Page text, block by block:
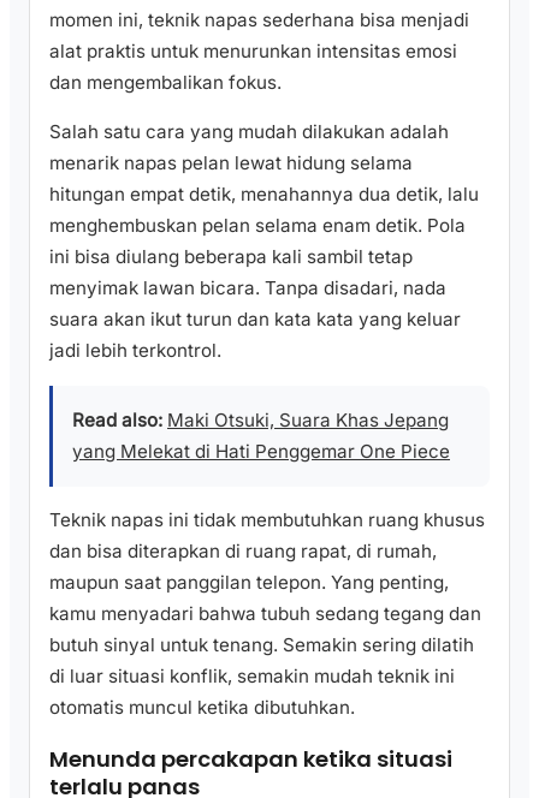
momen ini, teknik napas sederhana bisa menjadi
alat praktis untuk menurunkan intensitas emosi
dan mengembalikan fokus.
Salah satu cara yang mudah dilakukan adalah
menarik napas pelan lewat hidung selama
hitungan empat detik, menahannya dua detik, lalu
menghembuskan pelan selama enam detik. Pola
ini bisa diulang beberapa kali sambil tetap
menyimak lawan bicara. Tanpa disadari, nada
suara akan ikut turun dan kata kata yang keluar
jadi lebih terkontrol.
Read also: Maki Otsuki, Suara Khas Jepang
yang Melekat di Hati Penggemar One Piece
Teknik napas ini tidak membutuhkan ruang khusus
dan bisa diterapkan di ruang rapat, di rumah,
maupun saat panggilan telepon. Yang penting,
kamu menyadari bahwa tubuh sedang tegang dan
butuh sinyal untuk tenang. Semakin sering dilatih
di luar situasi konflik, semakin mudah teknik ini
otomatis muncul ketika dibutuhkan.
Menunda percakapan ketika situasi
terlalu panas